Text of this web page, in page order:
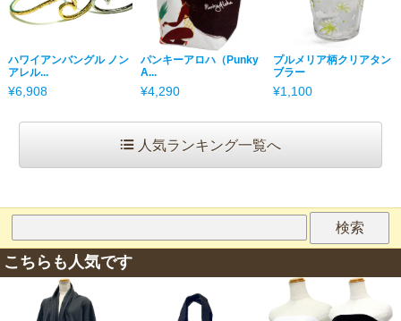
ハワイアンバングル ノン
アレル...
¥6,908
パンキーアロハ（Punky
A...
¥4,290
プルメリア柄クリアタン
ブラー
¥1,100
人気ランキング一覧へ
こちらも人気です